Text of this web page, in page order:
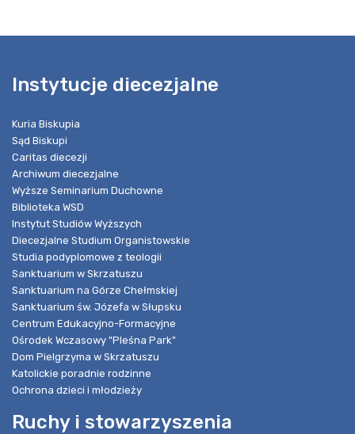
Instytucje diecezjalne
Kuria Biskupia
Sąd Biskupi
Caritas diecezji
Archiwum diecezjalne
Wyższe Seminarium Duchowne
Biblioteka WSD
Instytut Studiów Wyższych
Diecezjalne Studium Organistowskie
Studia podyplomowe z teologii
Sanktuarium w Skrzatuszu
Sanktuarium na Górze Chełmskiej
Sanktuarium św. Józefa w Słupsku
Centrum Edukacyjno-Formacyjne
Ośrodek Wczasowy "Pleśna Park"
Dom Pielgrzyma w Skrzatuszu
Katolickie poradnie rodzinne
Ochrona dzieci i młodzieży
Ruchy i stowarzyszenia